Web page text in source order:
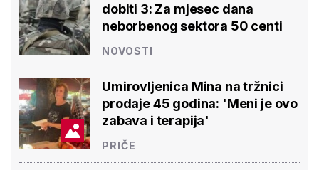
dobiti 3: Za mjesec dana
neborbenog sektora 50 centi
NOVOSTI
Umirovljenica Mina na tržnici
prodaje 45 godina: 'Meni je ovo
zabava i terapija'
PRIČE